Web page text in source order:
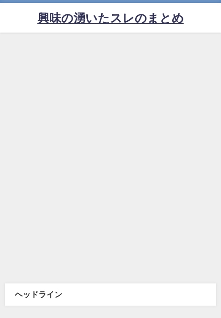
興味の湧いたスレのまとめ
ヘッドライン